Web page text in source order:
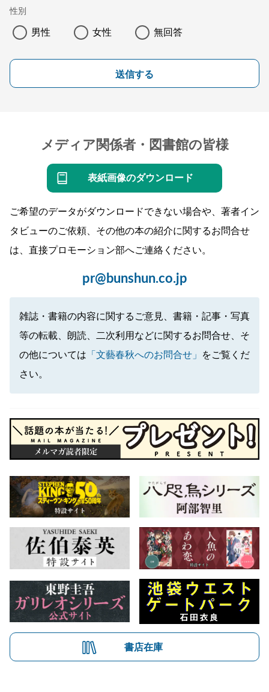
性別
男性 女性 無回答
送信する
メディア関係者・図書館の皆様
表紙画像のダウンロード
ご希望のデータがダウンロードできない場合や、著者イン
タビューのご依頼、その他の本の紹介に関するお問合せ
は、直接プロモーション部へご連絡ください。
pr@bunshun.co.jp
雑誌・書籍の内容に関するご意見、書籍・記事・写真
等の転載、朗読、二次利用などに関するお問合せ、そ
の他については 「文藝春秋へのお問合せ」
をご覧くだ
さい。
書店在庫